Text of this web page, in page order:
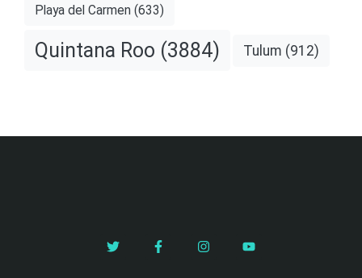
Playa del Carmen (633)
Quintana Roo (3884) Tulum (912)